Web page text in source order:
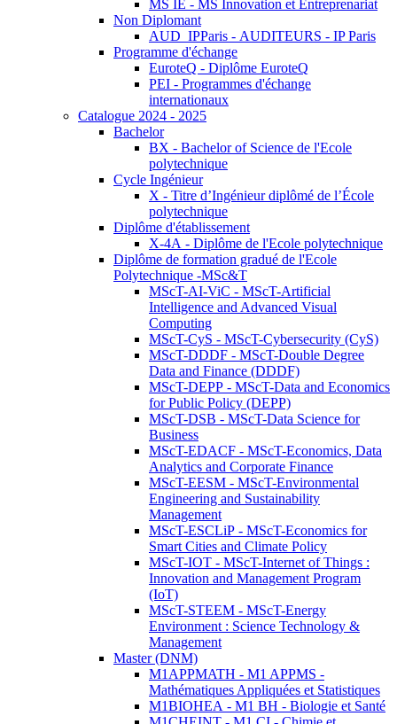
MS IE - MS Innovation et Entreprenariat
Non Diplomant
AUD_IPParis - AUDITEURS - IP Paris
Programme d'échange
EuroteQ - Diplôme EuroteQ
PEI - Programmes d'échange
internationaux
Catalogue 2024 - 2025
Bachelor
BX - Bachelor of Science de l'Ecole
polytechnique
Cycle Ingénieur
X - Titre d’Ingénieur diplômé de l’École
polytechnique
Diplôme d'établissement
X-4A - Diplôme de l'Ecole polytechnique
Diplôme de formation gradué de l'Ecole
Polytechnique -MSc&T
MScT-AI-ViC - MScT-Artificial
Intelligence and Advanced Visual
Computing
MScT-CyS - MScT-Cybersecurity (CyS)
MScT-DDDF - MScT-Double Degree
Data and Finance (DDDF)
MScT-DEPP - MScT-Data and Economics
for Public Policy (DEPP)
MScT-DSB - MScT-Data Science for
Business
MScT-EDACF - MScT-Economics, Data
Analytics and Corporate Finance
MScT-EESM - MScT-Environmental
Engineering and Sustainability
Management
MScT-ESCLiP - MScT-Economics for
Smart Cities and Climate Policy
MScT-IOT - MScT-Internet of Things :
Innovation and Management Program
(IoT)
MScT-STEEM - MScT-Energy
Environment : Science Technology &
Management
Master (DNM)
M1APPMATH - M1 APPMS -
Mathématiques Appliquées et Statistiques
M1BIOHEA - M1 BH - Biologie et Santé